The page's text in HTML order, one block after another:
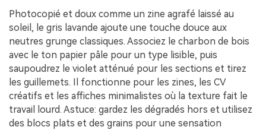
Photocopié et doux comme un zine agrafé laissé au
soleil, le gris lavande ajoute une touche douce aux
neutres grunge classiques. Associez le charbon de bois
avec le ton papier pâle pour un type lisible, puis
saupoudrez le violet atténué pour les sections et tirez
les guillemets. Il fonctionne pour les zines, les CV
créatifs et les affiches minimalistes où la texture fait le
travail lourd. Astuce: gardez les dégradés hors et utilisez
des blocs plats et des grains pour une sensation